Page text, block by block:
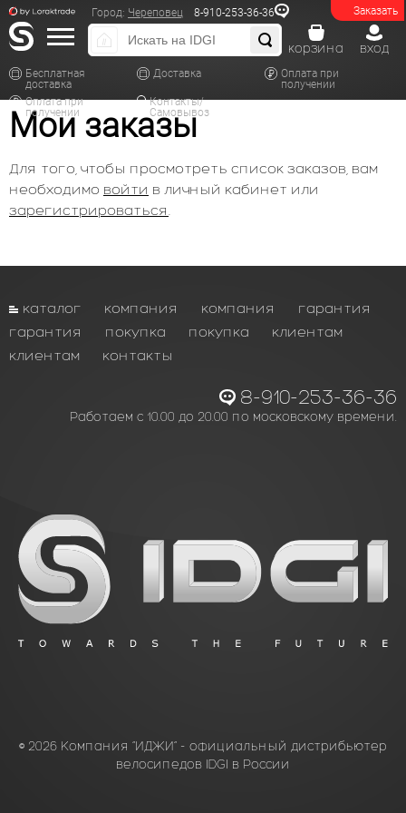
Заказать
Город: Череповец 8-910-253-36-36
Бесплатная
доставка
Доставка
Оплата при
получении
Оплата при
получении
Контакты/
Самовывоз
вход
корзина
Мои заказы
Для того, чтобы просмотреть список заказов, вам
необходимо войти в личный кабинет или
зарегистрироваться.
каталог компания компания
гарантия
гарантия
покупка покупка
клиентам
клиентам
контакты
8-910-253-36-36
Работаем с 10.00 до 20.00 по московскому времени.
© 2026 Компания “ИДЖИ” - официальный дистрибьютер
велосипедов IDGI в России